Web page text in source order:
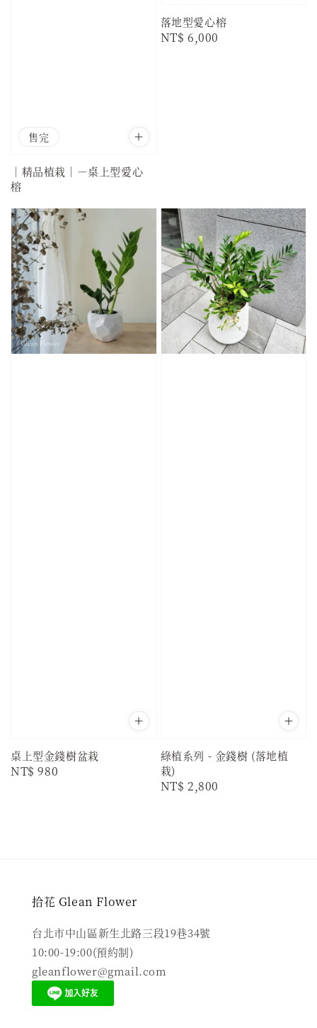
售完
｜精品植栽｜－桌上型愛心
榕
落地型愛心榕
Regular
NT$ 6,000
桌上型金錢樹盆栽
Regular
NT$ 980
綠植系列 - 金錢樹 (落地植
栽)
Regular
NT$ 2,800
拾花 Glean Flower
台北市中山區新生北路三段19巷34號
10:00-19:00(預約制)
gleanflower@gmail.com